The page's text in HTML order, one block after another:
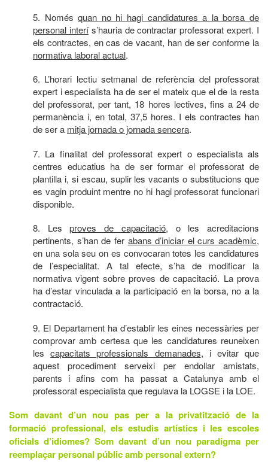
5. Nomésquan no hi hagi candidatures a la borsa de
personal interís’hauria de contractar professorat expert. I
els contractes, en cas de vacant, han de ser conforme la
normativa laboral actual.
6. L’horari lectiu setmanal de referència del professorat
expert i especialista ha de ser el mateix que el de la resta
del professorat, per tant, 18 hores lectives, fins a 24 de
permanència i, en total, 37,5 hores. I els contractes han
de ser a mitja jornada o jornada sencera.
7. La finalitat del professorat expert o especialista als
centres educatius ha de ser formar el professorat de
plantilla i, si escau, suplir les vacants o substitucions que
es vagin produint mentre no hi hagi professorat funcionari
disponible.
8. Lesproves de capacitació, o les acreditacions
pertinents, s’han de fer abans d’iniciar el curs acadèmic,
en una sola seu on es convocaran totes les candidatures
de l’especialitat. A tal efecte, s’ha de modificar la
normativa vigent sobre proves de capacitació. La prova
ha d’estar vinculada a la participació en la borsa, no a la
contractació.
9. El Departament ha d’establir les eines necessàries per
comprovar amb certesa que les candidatures reuneixen
lescapacitats professionals demanades, i evitar que
aquest procediment serveixi per endollar amistats,
parents i afins com ha passat a Catalunya amb el
professorat especialista que regulava la LOGSE i la LOE.
Som davant d’un nou pas per a la privatització de la
formació professional, els estudis artístics i les escoles
oficials d’idiomes? Som davant d’un nou paradigma per
reemplaçar personal públic amb personal extern?